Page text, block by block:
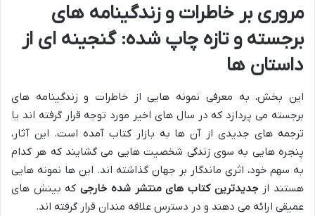
مروری بر خاطرات و زندگینامه های
برجسته و تازه چاپ شده: گنجینه ای از
داستان ها
این بخش، به معرفی نمونه هایی از خاطرات و زندگینامه های
برجسته می پردازد که در سال های اخیر مورد توجه قرار گرفته اند یا
ترجمه های جدیدی از آن ها به بازار کتاب آمده است. این آثار،
پنجره هایی به سوی زندگی شخصیت هایی می گشایند که هر کدام
به سهم خود، اثری ماندگار بر جهان گذاشته اند. این ها نمونه هایی
هستند ازجدیدترین کتاب های منتشر شده خارجیکه بینش های
عمیقی ارائه می دهند و در دسترس علاقه مندان قرار گرفته اند.